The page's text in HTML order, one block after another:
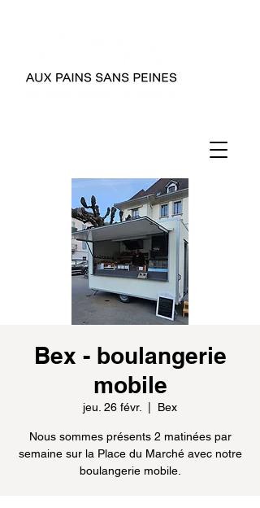
Bex - boulangerie
mobile
jeu. 26 févr. Bex
Nous sommes présents 2 matinées par
semaine sur la Place du Marché avec notre
boulangerie mobile.